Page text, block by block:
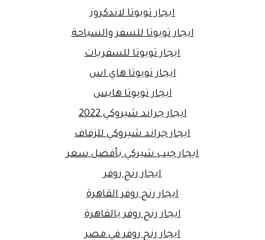
ايجار تويوتا لاندكروز
ايجار تويوتا للسفر والسياحة
ايجار تويوتا للسفريات
ايجار تويوتا هاي اس
ايجار تويوتا هايس
ايجار جراند شيروكي 2022
ايجار جراند شيروكي للزفاف
ايجار جيب شيركي بأفضل سعر
ايجار رنج روفر
ايجار رنج روفر القاهرة
ايجار رنج روفر بالقاهرة
ايجار رنج روفر في مصر